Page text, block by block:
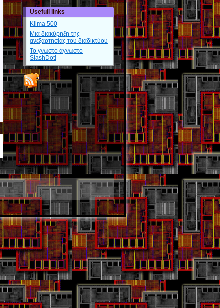
Usefull links
Klima 500
Μια διακύρηξη της
ανεξαρτησίας του διαδικτύου
Το γνωστό άγνωστο
SlashDot!